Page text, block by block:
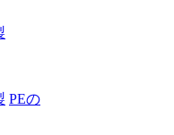
PEの